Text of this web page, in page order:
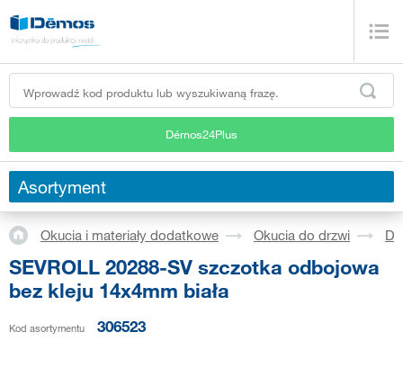
Démos24Plus
Asortyment
Okucia i materiały dodatkowe Okucia do drzwi
SEVROLL 20288-SV szczotka odbojowa
bez kleju 14x4mm biała
Kod asortymentu 306523